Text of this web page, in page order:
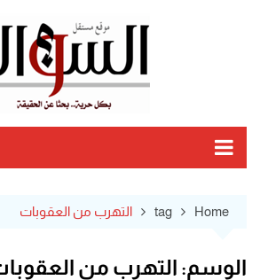
Home
tag التهرب من العقوبات
الوسم: التهرب من